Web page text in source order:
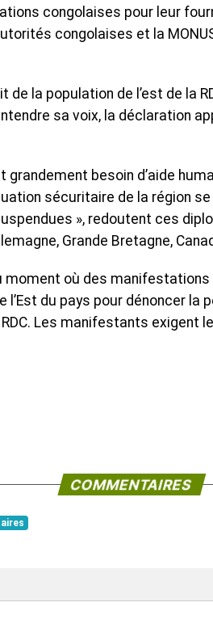
congolaises pour leur
congolaises et la
de la population de l’est de la
sa voix, la déclaration
grandement besoin d’aide
sécuritaire de la région
», redoutent ces
Grande Bretagne,
moment où des
l’Est du pays pour dénoncer
Les manifestants exigent
COMMENTAIRES